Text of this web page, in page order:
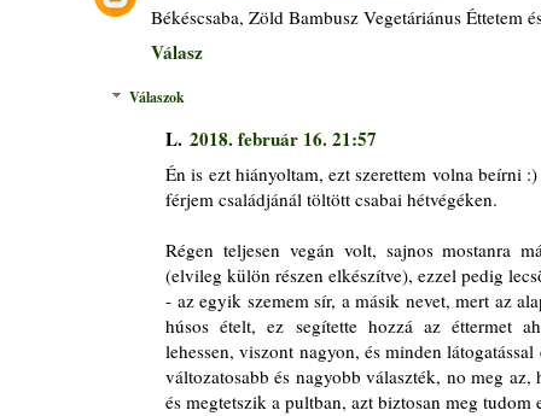
Békéscsaba, Zöld Bambusz Vegetáriánus Éttetem
Válasz
Válaszok
L. 2018. február 16. 21:57
Én is ezt hiányoltam, ezt szerettem volna beírni
férjem családjánál töltött csabai hétvégéken.
Régen teljesen vegán volt, sajnos mostanra
(elvileg külön részen elkészítve), ezzel pedig
- az egyik szemem sír, a másik nevet, mert az
húsos ételt, ez segítette hozzá az éttermet
lehessen, viszont nagyon, és minden
változatosabb és nagyobb választék, no meg
és megtetszik a pultban, azt biztosan meg tudom